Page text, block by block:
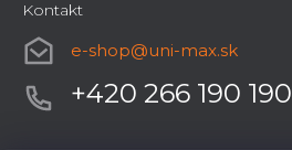
Kontakt
e-shop@uni-max.sk
+420 266 190 190